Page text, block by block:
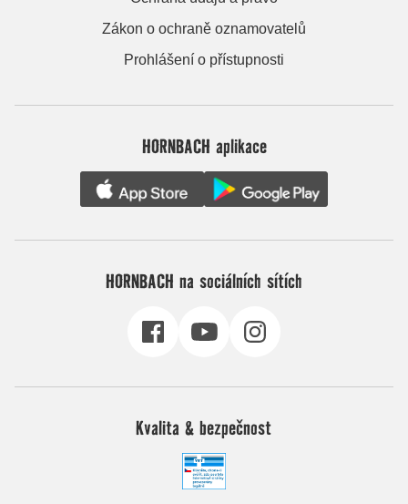
Zákon o ochraně oznamovatelů
Prohlášení o přístupnosti
HORNBACH aplikace
HORNBACH na sociálních sítích
Kvalita & bezpečnost